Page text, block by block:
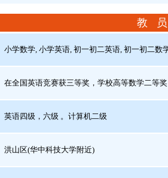
教
小学数学, 小学英语, 初一初二英语, 初一初二数
在全国英语竞赛获三等奖，学校高等数学二等奖
英语四级，六级 。计算机二级
洪山区(华中科技大学附近)